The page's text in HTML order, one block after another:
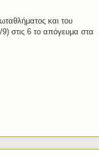
και του
στις 6 το απόγευμα στα